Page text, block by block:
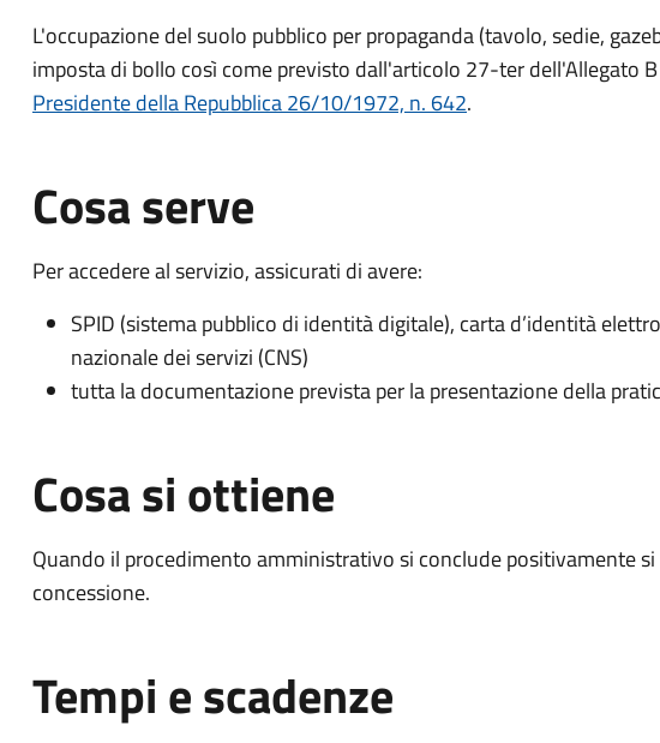
L'occupazione del suolo pubblico per propaganda (tavolo, sedie,
imposta di bollo così come previsto dall'articolo 27-ter dell'Allegato
Presidente della Repubblica 26/10/1972, n. 642.
Cosa serve
Per accedere al servizio, assicurati di avere:
SPID (sistema pubblico di identità digitale), carta d’identità
nazionale dei servizi (CNS)
tutta la documentazione prevista per la presentazione della
Cosa si ottiene
Quando il procedimento amministrativo si conclude positivamente
concessione.
Tempi e scadenze